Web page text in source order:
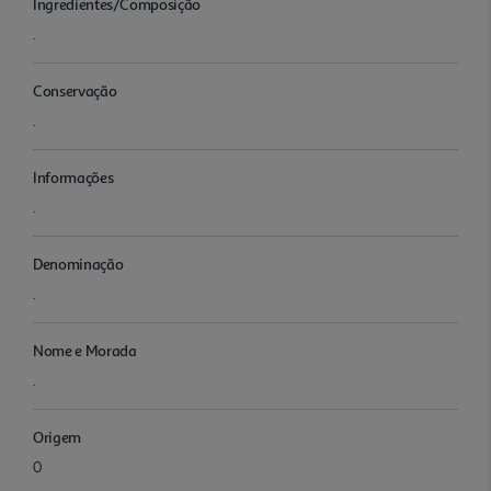
.
Conservação
.
Informações
.
Denominação
.
Nome e Morada
.
Origem
0